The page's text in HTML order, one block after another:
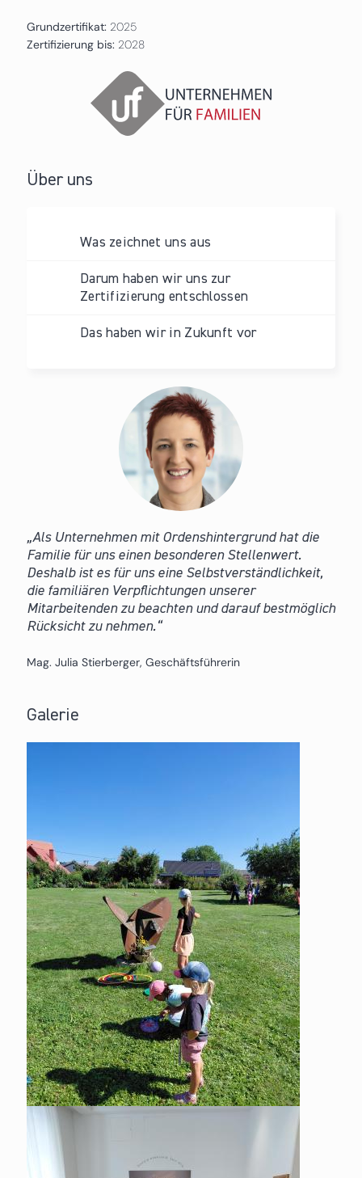
Grundzertifikat: 2025
Zertifizierung bis: 2028
Über uns
Was zeichnet uns aus
Darum haben wir uns zur
Zertifizierung entschlossen
Das haben wir in Zukunft vor
Als Unternehmen mit Ordenshintergrund hat die
Familie für uns einen besonderen Stellenwert.
Deshalb ist es für uns eine Selbstverständlichkeit,
die familiären Verpflichtungen unserer
Mitarbeitenden zu beachten und darauf bestmöglich
Rücksicht zu nehmen.
Mag. Julia Stierberger, Geschäftsführerin
Galerie